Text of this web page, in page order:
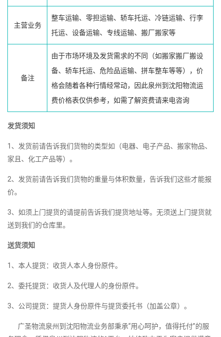
主营业务
整车运输、零担运输、轿车托运、冷链运输、行李
托运、设备运输、专线运输、搬厂搬家等
备注
由于市场环境及发货需求的不同（如搬家搬厂搬设
备、轿车托运、危险品运输、拼车整车等等），价
格会随着各种行情经常动，因此泉州到沈阳物流运
费价格表仅供参考，如需了解资费请来电咨询
发货须知
1、发货前请告诉我们货物的类型如（电器、电子产品、搬家物品、
家且、化工产品等）。
2、发货前请告诉我们货物的重量与体积数量，告诉我们这些才能报
价。
3、如须上门提货的请提前告诉我们提货地址等。无须送上门提货就
送到我们的仓库里。
送货须知
1、本人提货：收货人本人身份原件。
2、委托提货：收货人及代理人的身份原件。
3、公司提货：提货人身份原件与提货委托书（加盖公章）。
广圣物流泉州到沈阳物流业务部秉承“用心呵护，值得托付”的服